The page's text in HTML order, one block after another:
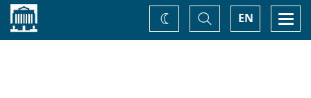
Accueil EN
Basculer
la
recherche
Changez
de